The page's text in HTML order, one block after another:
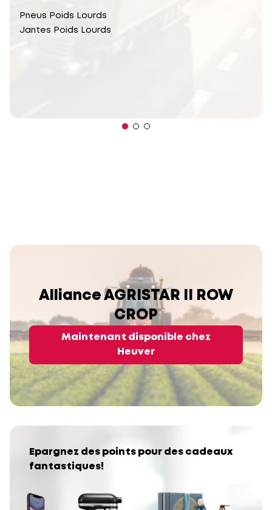
Pneus Poids Lourds
Jantes Poids Lourds
Alliance AGRISTAR II ROW
CROP
Maintenant disponible chez
Heuver
Epargnez des points pour des cadeaux
fantastiques!